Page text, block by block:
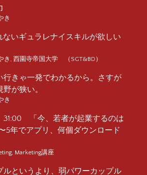
き
ないギュラレナイスキルが欲しい
き 西園寺帝国大学 （SGT&BD）
行きゃ一発でわかるから。さすが
が狭い。
き
「今、若者が起業するのは
5年でアプリ、何個ダウンロード
Marketing講座
ルというより、弱パワーカップル